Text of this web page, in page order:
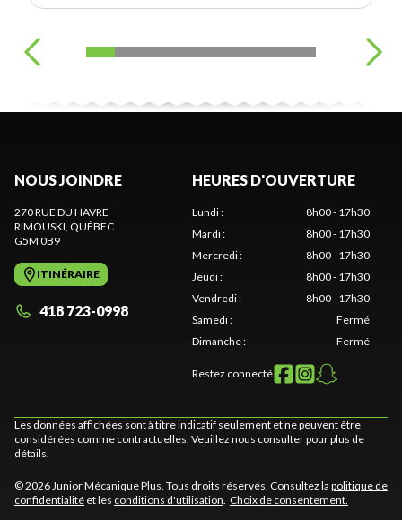
NOUS JOINDRE
270 RUE DU HAVRE
RIMOUSKI , QUÉBEC
G5M 0B9
ITINÉRAIRE
418 723-0998
HEURES D'OUVERTURE
Lundi:
8h00 - 17h30
Mardi:
8h00 - 17h30
Mercredi:
8h00 - 17h30
Jeudi:
8h00 - 17h30
Vendredi:
8h00 - 17h30
Samedi:
Fermé
Dimanche: Fermé
Restez connecté
Les données affichées sont à titre indicatif seulement et ne peuvent être
considérées comme contractuelles. Veuillez nous consulter pour plus de
détails.
© 2026 Junior Mécanique Plus. Tous droits réservés. Consultez la politique de
confidentialité et les conditions d'utilisation Choix de consentement.